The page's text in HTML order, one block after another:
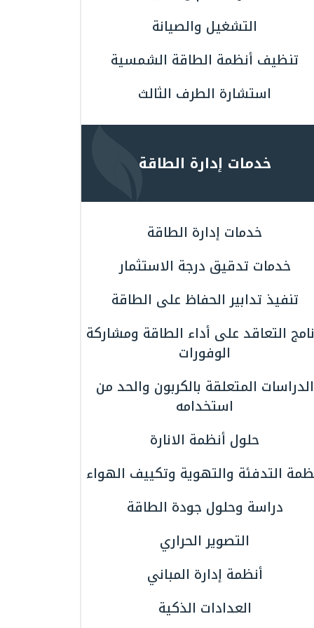
التشغيل والصيانة
تنظيف أنظمة الطاقة الشمسية
استشارة الطرف الثالث
خدمات إدارة الطاقة
خدمات إدارة الطاقة
خدمات تدقيق درجة الاستثمار
تنفيذ تدابير الحفاظ على الطاقة
التعاقد على أداء الطاقة ومشاركة
الوفورات
الدراسات المتعلقة بالكربون والحد من
استخدامه
حلول أنظمة الانارة
التدفئة والتهوية وتكييف الهواء
دراسة وحلول جودة الطاقة
التصوير الحراري
أنظمة إدارة المباني
العدادات الذكية